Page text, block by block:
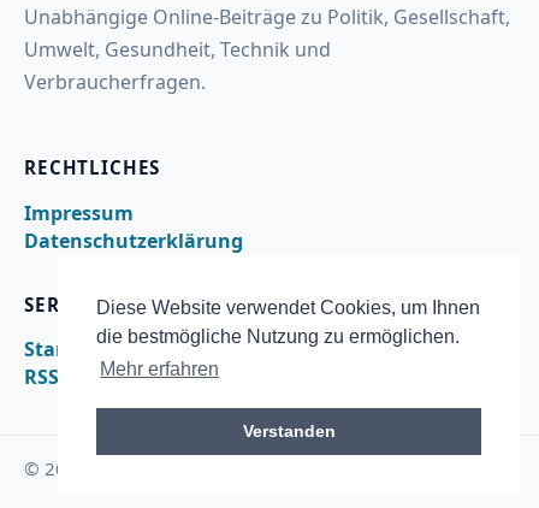
Diese Website verwendet Cookies, um Ihnen
die bestmögliche Nutzung zu ermöglichen.
Mehr erfahren
Verstanden
Unabhängige Online-Beiträge zu Politik, Gesellschaft,
Umwelt, Gesundheit, Technik und
Verbraucherfragen.
RECHTLICHES
Impressum
Datenschutzerklärung
SERVICE
Startseite
RSS
© 2026 ngo-online.de